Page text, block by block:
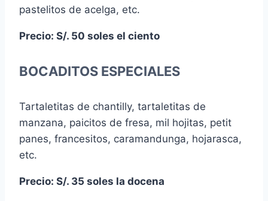
pastelitos de acelga, etc.
Precio: S/. 50 soles el ciento
BOCADITOS ESPECIALES
Tartaletitas de chantilly, tartaletitas de
manzana, paicitos de fresa, mil hojitas, petit
panes, francesitos, caramandunga, hojarasca,
etc.
Precio: S/. 35 soles la docena